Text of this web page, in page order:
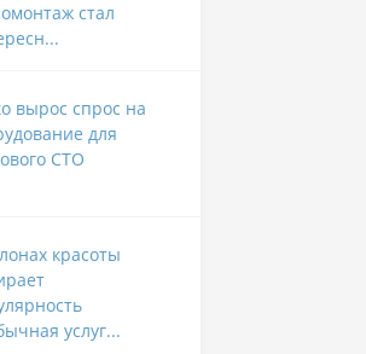
стал
вырос спрос на
для
СТО
красоты
услуг...